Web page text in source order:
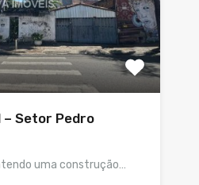
Setor Pedro
uma construção…